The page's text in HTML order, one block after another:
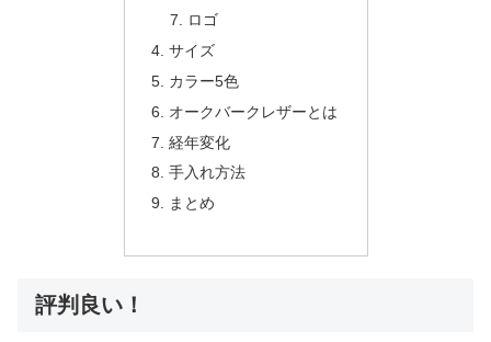
ロゴ
サイズ
カラー5色
オークバークレザーとは
経年変化
手入れ方法
まとめ
評判良い！